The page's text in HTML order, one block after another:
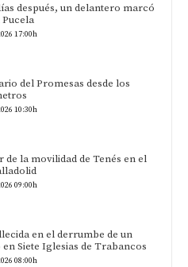
después, un delantero marcó
17:00h
del Promesas desde los
10:30h
de la movilidad de Tenés en el
09:00h
en el derrumbe de un
Siete Iglesias de Trabancos
08:00h